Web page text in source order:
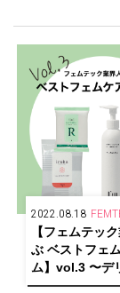
2022.08.18
【フェムテッ
ぶ ベストフェ
ム】vol.3 〜デ
ッシュ〜